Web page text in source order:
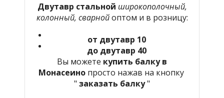
Двутавр стальной широкополочный,
колонный, сварнойоптом и в розницу:
от двутавр 10
до двутавр 40
Вы можете купить балку в
Монасеино просто нажав на кнопку
" заказать балку"